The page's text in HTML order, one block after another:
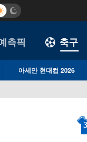
측픽 축구
아세안 현대컵 2026